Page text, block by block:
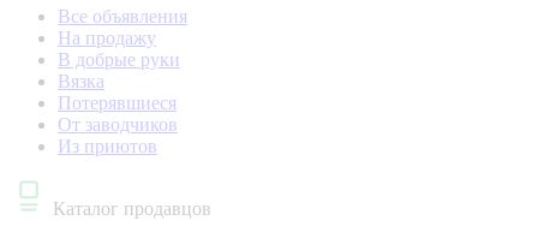
Все объявления
На продажу
В добрые руки
Вязка
Потерявшиеся
От заводчиков
Из приютов
Каталог продавцов